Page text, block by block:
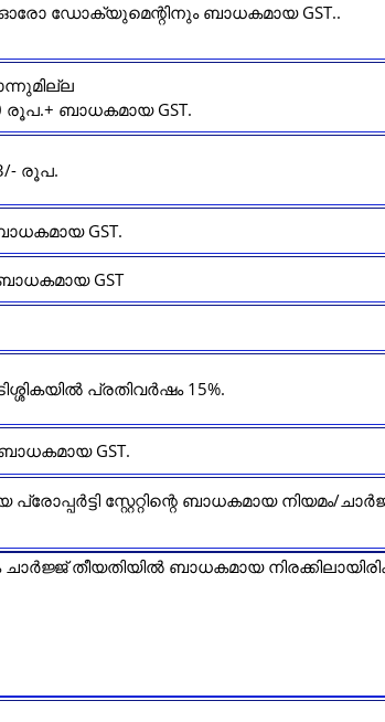
ഡോക്യുമെന്റിനും ബാധകമായ GST..
രൂപ.+ ബാധകമായ GST.
രൂപ.
GST.
GST
പ്രതിവർഷം 15%.
GST.
സ്റ്റേറ്റിന്റെ ബാധകമായ നിയമം/
തീയതിയിൽ ബാധകമായ